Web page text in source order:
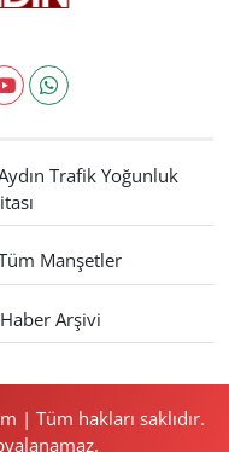
Trafik Yoğunluk
Manşetler
Haber Arşivi
| Tüm hakları saklıdır.